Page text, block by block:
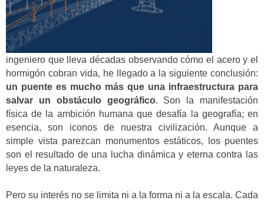
ingeniero que lleva décadas observando cómo el acero y el
hormigón cobran vida, he llegado a la siguiente conclusión:
un puente es mucho más que una infraestructura para
salvar un obstáculo geográfico. Son la manifestación
física de la ambición humana que desafía la geografía; en
esencia, son iconos de nuestra civilización. Aunque a
simple vista parezcan monumentos estáticos, los puentes
son el resultado de una lucha dinámica y eterna contra las
leyes de la naturaleza.
Pero su interés no se limita ni a la forma ni a la escala. Cada